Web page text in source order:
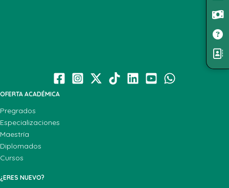
OFERTA ACADÉMICA
Pregrados
Especializaciones
Maestría
Diplomados
Cursos
¿ERES NUEVO?